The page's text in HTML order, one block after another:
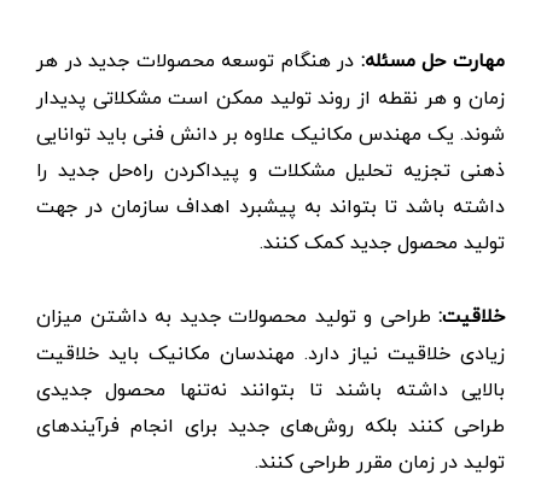
مهارت حل مسئله: در هنگام توسعه محصولات جدید در هر
زمان و هر نقطه از روند تولید ممکن است مشکلاتی پدیدار
شوند. یک مهندس مکانیک علاوه بر دانش فنی باید توانایی
ذهنی تجزیه تحلیل مشکلات و پیداکردن راه‌حل جدید را
داشته باشد تا بتواند به پیشبرد اهداف سازمان در جهت
تولید محصول جدید کمک کنند.
خلاقیت: طراحی و تولید محصولات جدید به داشتن میزان
زیادی خلاقیت نیاز دارد. مهندسان مکانیک باید خلاقیت
بالایی داشته باشند تا بتوانند نه‌تنها محصول جدیدی
طراحی کنند بلکه روش‌های جدید برای انجام فرآیندهای
تولید در زمان مقرر طراحی کنند.